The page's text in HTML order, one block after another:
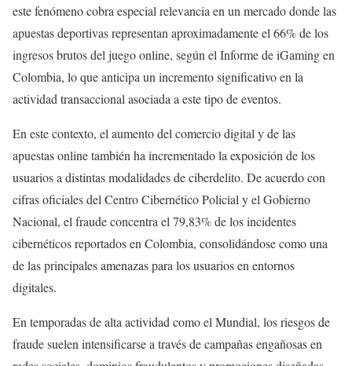
este fenómeno cobra especial relevancia en un mercado donde las
apuestas deportivas representan aproximadamente el 66% de los
ingresos brutos del juego online, según el Informe de iGaming en
Colombia, lo que anticipa un incremento significativo en la
actividad transaccional asociada a este tipo de eventos.
En este contexto, el aumento del comercio digital y de las
apuestas online también ha incrementado la exposición de los
usuarios a distintas modalidades de ciberdelito. De acuerdo con
cifras oficiales del Centro Cibernético Policial y el Gobierno
Nacional, el fraude concentra el 79,83% de los incidentes
cibernéticos reportados en Colombia, consolidándose como una
de las principales amenazas para los usuarios en entornos
digitales.
En temporadas de alta actividad como el Mundial, los riesgos de
fraude suelen intensificarse a través de campañas engañosas en